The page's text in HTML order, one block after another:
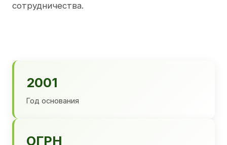
сотрудничества.
2001
Год основания
ОГРН